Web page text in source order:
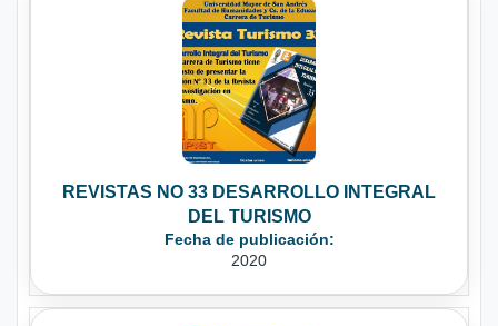
REVISTAS NO 33 DESARROLLO INTEGRAL
DEL TURISMO
Fecha de publicación:
2020